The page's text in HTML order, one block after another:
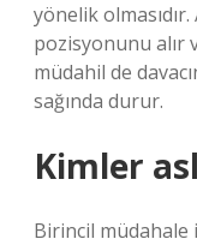
yönelik
pozisyonunu alır
müdahil de
sağında durur.
Kimler
Birincil müdahale